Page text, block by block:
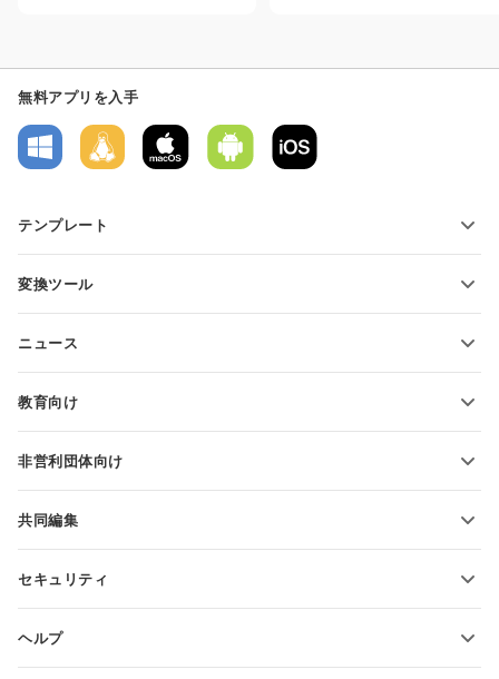
無料アプリを入手
テンプレート
テキスト文書テンプレート
変換ツール
スプレッドシートの変換
PDFの変換
ニュース
教育向け
教育関係者向け
非営利団体向け
無料アカウントをリクエスト
共同編集
翻訳者向け
セキュリティ
ヘルプ